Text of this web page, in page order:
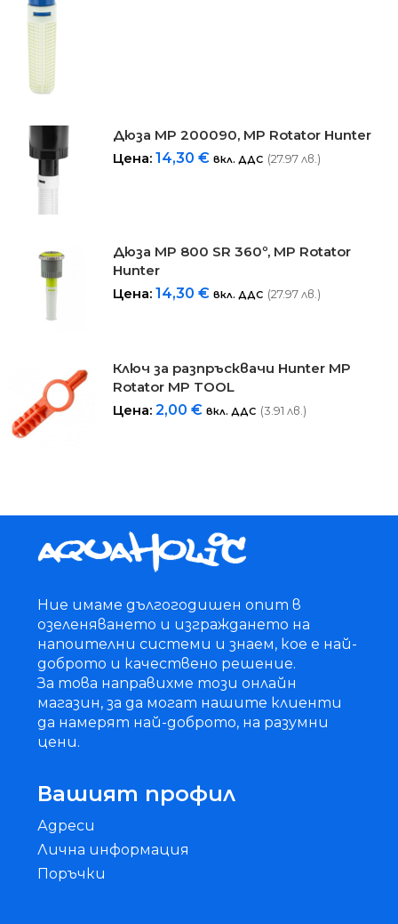
Дюза MP 200090, MP Rotator Hunter
Цена:14,30€ вкл. ДДС (27.97 лв.)
Дюза MP 800 SR 360º, MP Rotator
Hunter
Цена:14,30€ вкл. ДДС (27.97 лв.)
Ключ за разпръсквачи Hunter MP
Rotator MP TOOL
Цена:2,00€ вкл. ДДС (3.91 лв.)
Ние имаме дългогодишен опит в
озеленяването и изграждането на
напоителни системи и знаем, кое е най-
доброто и качествено решение.
За това направихме този онлайн
магазин, за да могат нашите клиенти
да намерят най-доброто, на разумни
цени.
Вашият профил
Адреси
Лична информация
Поръчки